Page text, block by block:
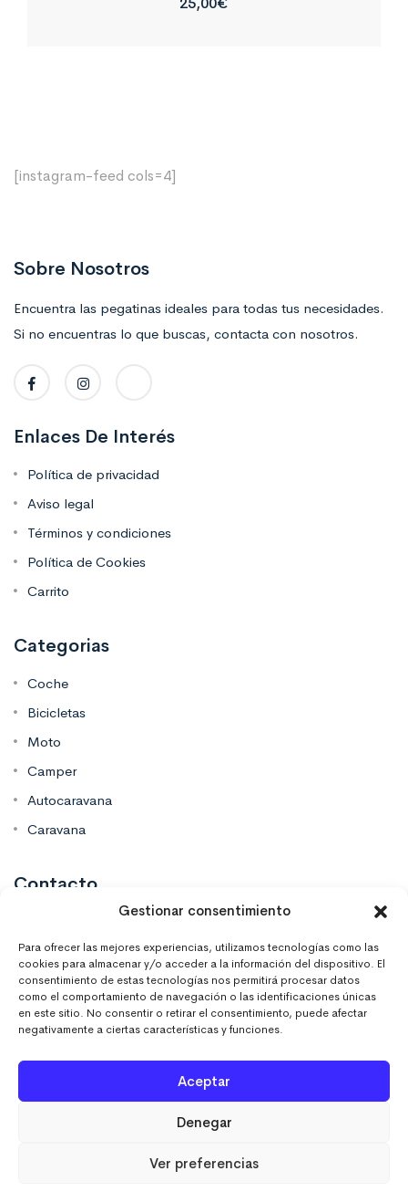
Gestionar consentimiento
Para ofrecer las mejores experiencias, utilizamos tecnologías como las
cookies para almacenar y/o acceder a la información del dispositivo. El
consentimiento de estas tecnologías nos permitirá procesar datos
como el comportamiento de navegación o las identificaciones únicas
en este sitio. No consentir o retirar el consentimiento, puede afectar
negativamente a ciertas características y funciones.
Aceptar
Denegar
Ver preferencias
[instagram-feed cols=4]
Sobre Nosotros
Encuentra las pegatinas ideales para todas tus necesidades.
Si no encuentras lo que buscas, contacta con nosotros.
Enlaces De Interés
Política de privacidad
Aviso legal
Términos y condiciones
Política de Cookies
Carrito
Categorias
Coche
Bicicletas
Moto
Camper
Autocaravana
Caravana
Contacto
637 671 470
MASVINILOSONLINE © 2023. Todos los derechos